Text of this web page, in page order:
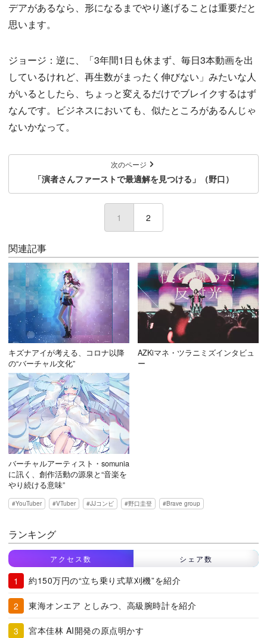
デアがあるなら、形になるまでやり遂げることは重要だと
思います。
ジョージ：逆に、「3年間1日も休まず、毎日3本動画を出
しているけれど、再生数がまったく伸びない」みたいな人
がいるとしたら、ちょっと変えるだけでブレイクするはず
なんです。ビジネスにおいても、似たところがあるんじゃ
ないかなって。
次のページ
「演者さんファーストで最適解を見つける」（野口）
1 (current)
2
関連記事
キズナアイが考える、コロナ以降
の“バーチャル文化”
AZKiマネ・ツラニミズインタビュ
ー
バーチャルアーティスト・somunia
に訊く、創作活動の源泉と“音楽を
やり続ける意味”
YouTuber VTuber JJコンビ 野口圭登 Brave group
ランキング
アクセス数 シェア数
約150万円の“立ち乗り式草刈機”を紹介
東海オンエア としみつ、高級腕時計を紹介
宮本佳林 AI開発の原点明かす